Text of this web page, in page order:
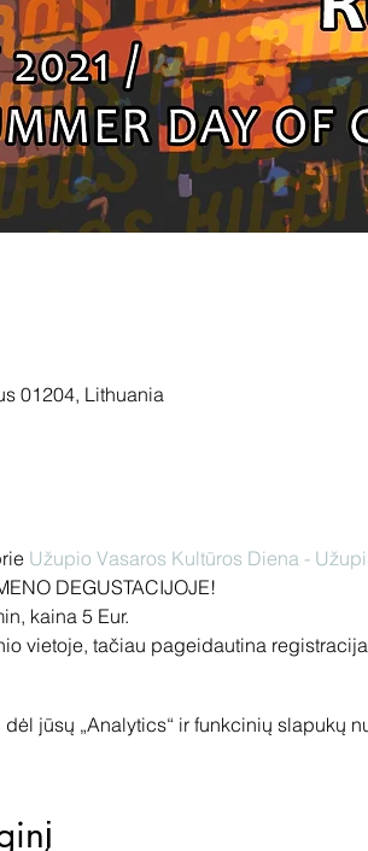
01204, Lithuania
Užupio Vasaros Kultūros Diena -
DEGUSTACIJOJE!
kaina 5 Eur.
vietoje, tačiau pageidautina
jūsų „Analytics“ ir funkcinių slapukų